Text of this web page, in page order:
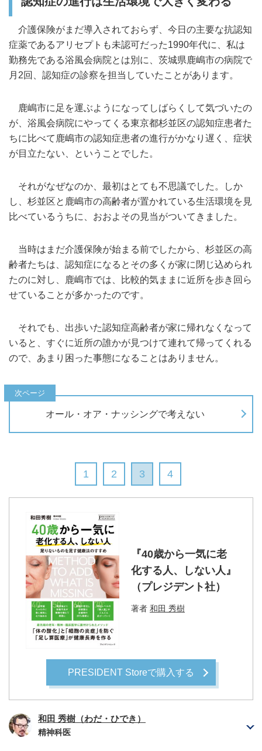
介護保険がまだ導入されておらず、今日の主要な抗認知
症薬であるアリセプトも未認可だった1990年代に、私は
勤務先である浴風会病院とは別に、茨城県鹿嶋市の病院で
月2回、認知症の診察を担当していたことがあります。
鹿嶋市に足を運ぶようになってしばらくして気づいたの
が、浴風会病院にやってくる東京都杉並区の認知症患者た
ちに比べて鹿嶋市の認知症患者の進行がかなり遅く、症状
が目立たない、ということでした。
それがなぜなのか、最初はとても不思議でした。しか
し、杉並区と鹿嶋市の高齢者が置かれている生活環境を見
比べているうちに、おおよその見当がついてきました。
当時はまだ介護保険が始まる前でしたから、杉並区の高
齢者たちは、認知症になるとその多くが家に閉じ込められ
たのに対し、鹿嶋市では、比較的気ままに近所を歩き回ら
せていることが多かったのです。
それでも、出歩いた認知症高齢者が家に帰れなくなって
いると、すぐに近所の誰かが見つけて連れて帰ってくれる
ので、あまり困った事態になることはありません。
オール・オア・ナッシングで考えない
1 2 3 4
『40歳から一気に老
化する人、しない人』
（プレジデント社）
著者 和田 秀樹
PRESIDENT Storeで購入する
和田 秀樹（わだ・ひでき）
精神科医